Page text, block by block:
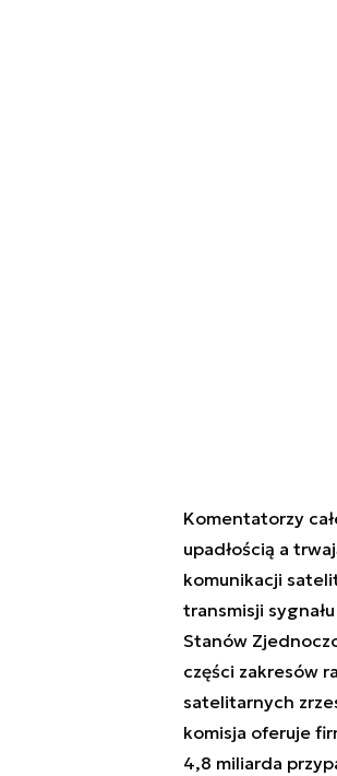
Komentatorzy
upadłością a
komunikacji
transmisji
Stanów
części zakresów
satelitarnych
komisja oferuje
4,8 miliarda